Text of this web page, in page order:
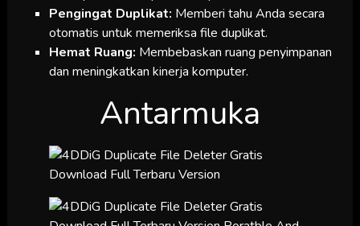
Pengingat Duplikat: Memberi tahu Anda secara
otomatis untuk memeriksa file duplikat.
Hemat Ruang: Membebaskan ruang penyimpanan
dan meningkatkan kinerja komputer.
Antarmuka